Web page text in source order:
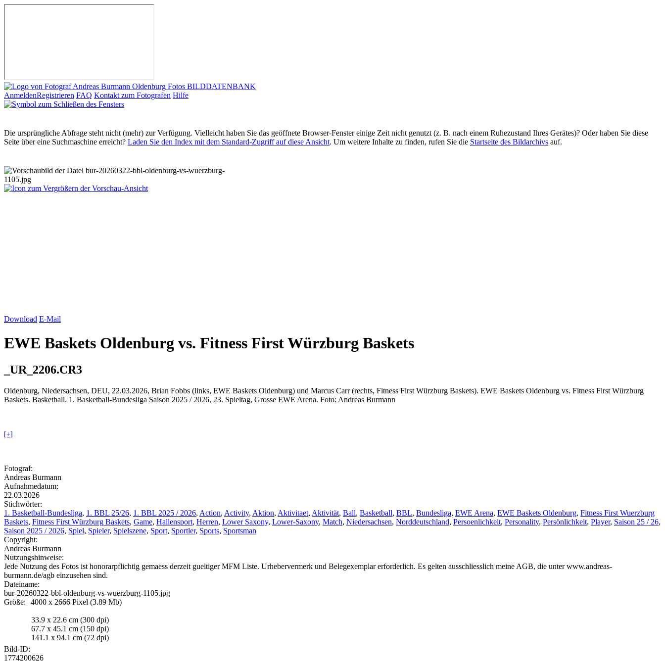
AnmeldenRegistrieren FAQ Kontakt zum Fotografen Hilfe
Die ursprüngliche Abfrage steht nicht (mehr) zur Verfügung. Vielleicht haben Sie das geöffnete Browser-Fenster einige Zeit nicht genutzt (z. B. nach einem Ruhezustand Ihres Gerätes)? Oder haben Sie diese
Seite über eine Suchmaschine erreicht? Laden Sie den Index mit dem Standard-Zugriff auf diese Ansicht. Um weitere Inhalte zu finden, rufen Sie die Startseite des Bildarchivs auf.
Download E-Mail
EWE Baskets Oldenburg vs. Fitness FirstWürzburg Baskets
_UR_2206.CR3
Oldenburg, Niedersachsen, DEU, 22.03.2026, Brian Fobbs (links, EWE Baskets Oldenburg) und Marcus Carr (rechts, Fitness First Würzburg Baskets). EWE Baskets Oldenburg vs. Fitness First Würzburg
Baskets. Basketball. 1. Basketball-Bundesliga Saison 2025 / 2026, 23. Spieltag, Grosse EWE Arena. Foto: Andreas Burmann
[+]
Fotograf:
Andreas Burmann
Aufnahmedatum:
22.03.2026
Stichwörter:
1. Basketball-Bundesliga, 1. BBL 25/26, 1. BBL 2025 / 2026, Action, Activity, Aktion, Aktivitaet, Aktivität, Ball, Basketball, BBL, Bundesliga, EWE Arena, EWE Baskets Oldenburg, Fitness First Wuerzburg
Baskets, Fitness First Würzburg Baskets, Game, Hallensport, Herren, Lower Saxony, Lower-Saxony, Match, Niedersachsen, Norddeutschland, Persoenlichkeit, Personality, Persönlichkeit, Player, Saison 25 / 26,
Saison 2025 / 2026, Spiel, Spieler, Spielszene, Sport, Sportler, Sports, Sportsman
Copyright:
Andreas Burmann
Nutzungshinweise:
Jede Nutzung des Fotos ist honorarpflichtig gemaess derzeit gueltiger MFM Liste. Urhebervermerk und Belegexemplar erforderlich. Es gelten ausschliesslich meine AGB, die unter www.andreas-
burmann.de/agb einzusehen sind.
Dateiname:
bur-20260322-bbl-oldenburg-vs-wuerzburg-1105.jpg
Größe:
4000 x 2666 Pixel (3.89 Mb)
33.9 x 22.6 cm (300 dpi)
67.7 x 45.1 cm (150 dpi)
141.1 x 94.1 cm (72 dpi)
Bild-ID:
1774200626